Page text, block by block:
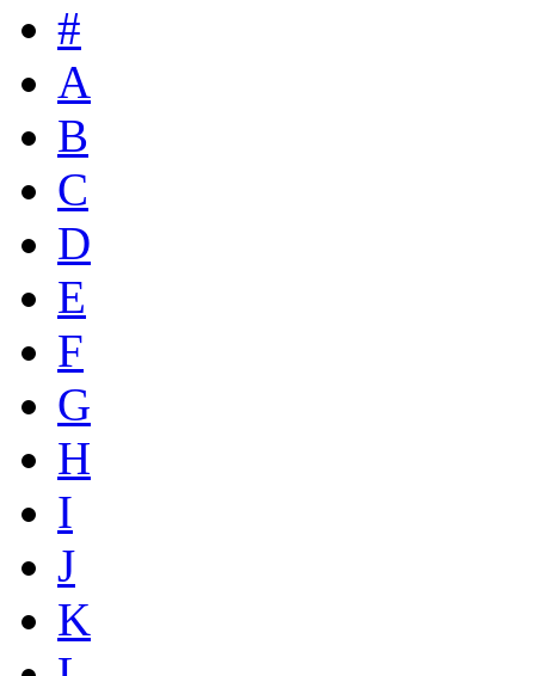
#
A
B
C
D
E
F
G
H
I
J
K